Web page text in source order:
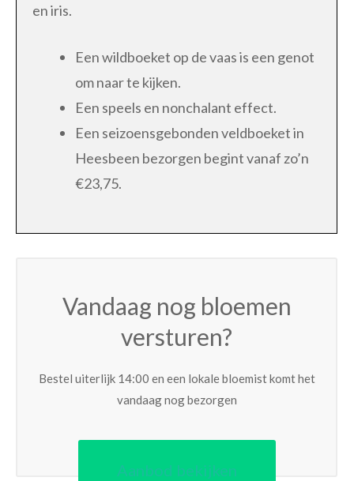
en iris.
Een wildboeket op de vaas is een genot
om naar te kijken.
Een speels en nonchalant effect.
Een seizoensgebonden veldboeket in
Heesbeen bezorgen begint vanaf zo’n
€23,75.
Vandaag nog bloemen
versturen?
Bestel uiterlijk 14:00 en een lokale bloemist komt het
vandaag nog bezorgen
Aanbod bekijken